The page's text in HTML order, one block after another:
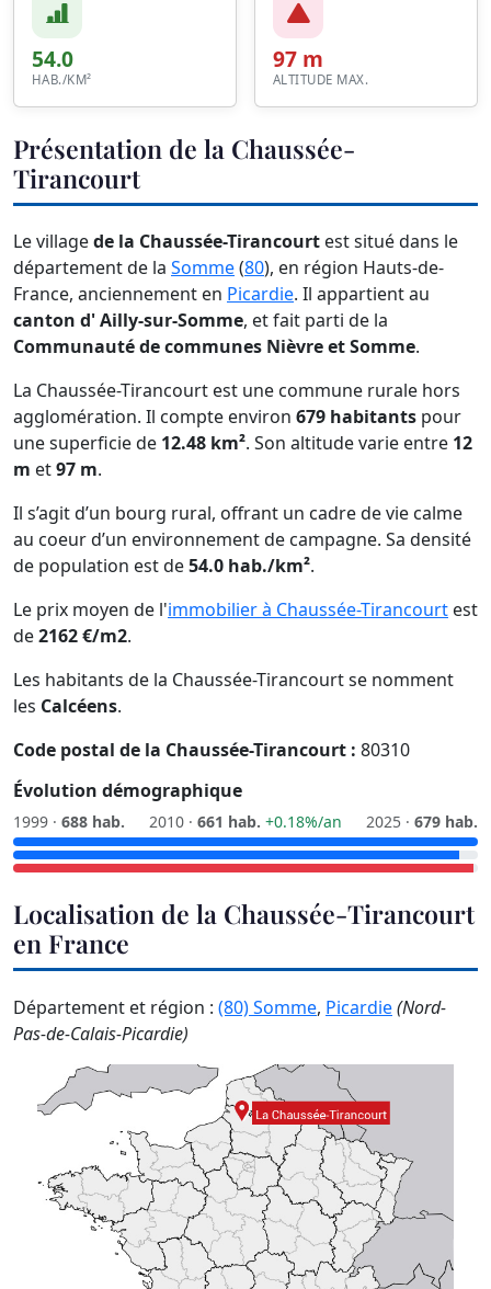
54.0
HAB./KM²
97 m
ALTITUDE MAX.
Présentation de la Chaussée-
Tirancourt
Le villagede la Chaussée-Tirancourt est situé dans le
département de la Somme(80), en région Hauts-de-
France, anciennement en Picardie. Il appartient au
canton d' Ailly-sur-Somme, et fait parti de la
Communauté de communes Nièvre et Somme.
La Chaussée-Tirancourt est une commune rurale hors
agglomération. Il compte environ 679 habitants pour
une superficie de 12.48 km². Son altitude varie entre 12
m et97 m.
Il s’agit d’un bourg rural, offrant un cadre de vie calme
au coeur d’un environnement de campagne. Sa densité
de population est de54.0 hab./km².
Le prix moyen de l'immobilier à Chaussée-Tirancourt est
de2162 €/m2.
Les habitants de la Chaussée-Tirancourt se nomment
les Calcéens.
Code postal de la Chaussée-Tirancourt : 80310
Évolution démographique
1999 · 688 hab. 2010 · 661 hab. +0.18%/an 2025 · 679 hab.
Localisation de la Chaussée-Tirancourt
en France
Département et région : (80) Somme, Picardie(Nord-
Pas-de-Calais-Picardie)